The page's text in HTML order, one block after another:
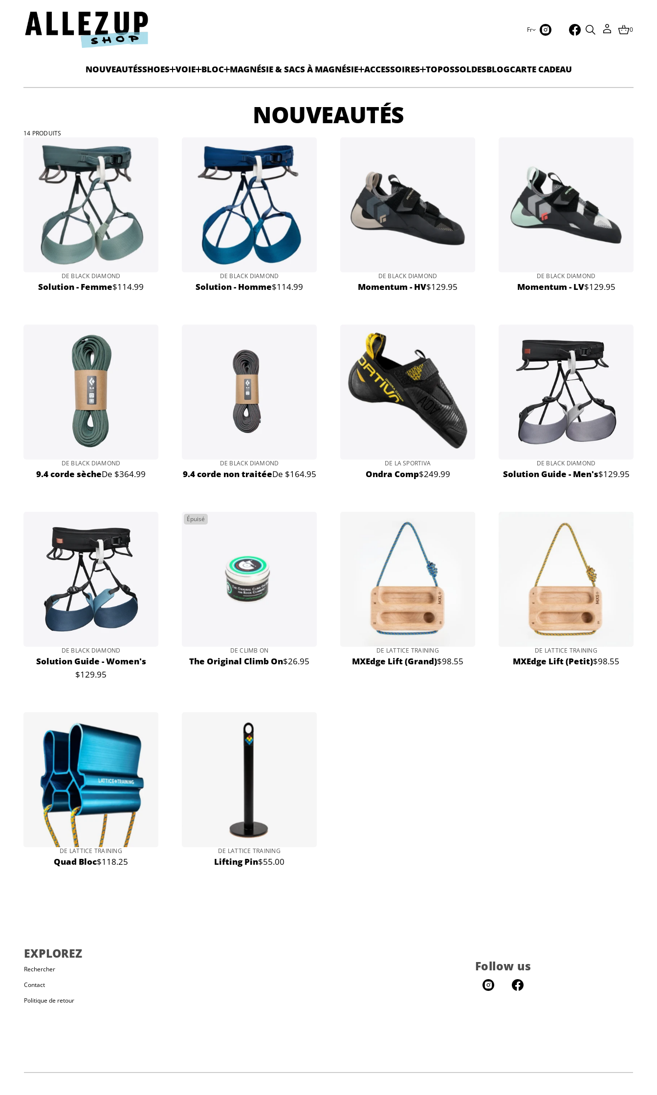
Fr 0
NOUVEAUTÉSSHOES VOIE BLOC MAGNÉSIE & SACS À MAGNÉSIE ACCESSOIRES TOPOSSOLDESBLOGCARTE CADEAU
NOUVEAUTÉS
14 PRODUITS
DE BLACK DIAMOND
Solution - Femme
Prix
$114.99
DE BLACK DIAMOND
Solution - Homme
Prix
$114.99
DE BLACK DIAMOND
Momentum - HV
Prix
$129.95
DE BLACK DIAMOND
Momentum - LV
Prix
$129.95
DE BLACK DIAMOND
9.4 corde sèche
Prix
De $364.99
DE BLACK DIAMOND
9.4 corde non traitée
Prix
De $164.95
DE LA SPORTIVA
Ondra Comp
Prix
$249.99
DE BLACK DIAMOND
Solution Guide - Men's
Prix
$129.95
DE BLACK DIAMOND
Solution Guide - Women's
Prix
$129.95
Épuisé
DE CLIMB ON
The Original Climb On
Prix
$26.95
DE LATTICE TRAINING
MXEdge Lift (Grand)
Prix
$98.55
DE LATTICE TRAINING
MXEdge Lift (Petit)
Prix
$98.55
DE LATTICE TRAINING
Quad Bloc
Prix
$118.25
DE LATTICE TRAINING
Lifting Pin
Prix
$55.00
EXPLOREZ
Rechercher
Contact
Politique de retour
Follow us